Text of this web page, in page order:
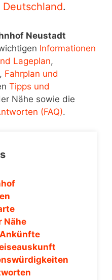
Deutschland.
Neustadt
Informationen
Lageplan,
, Fahrplan und
Tipps und
Nähe sowie die
(FAQ).
Nähe